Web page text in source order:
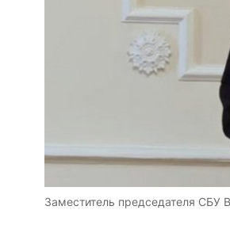
Заместитель председателя СБУ